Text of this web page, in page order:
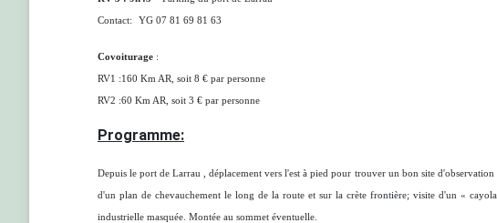
Contact: YG 07 81 69 81 63
Covoiturage :
RV1 :160 Km AR, soit 8 € par personne
RV2 :60 Km AR, soit 3 € par personne
Programme:
Depuis le port de Larrau , déplacement vers l'est à pied pour trouver un bon site
d'un plan de chevauchement le long de la route et sur la crète frontière; visite d'un «
industrielle masquée. Montée au sommet éventuelle.